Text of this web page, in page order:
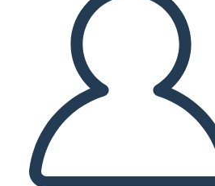
СЦЕНАРИЙ
НА СЛАЙДШОУ
ЧЕТИ МИ